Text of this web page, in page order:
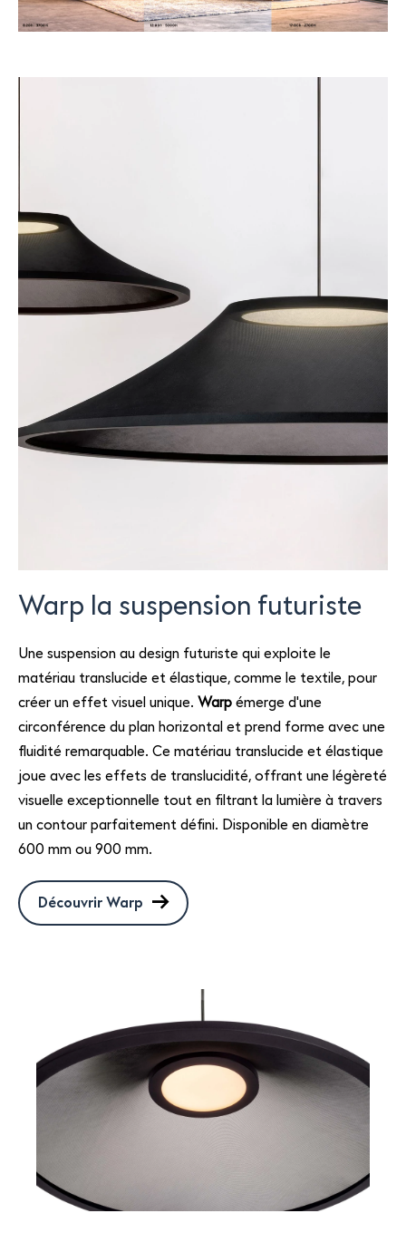
Warp la suspension futuriste
Une suspension au design futuriste qui exploite le
matériau translucide et élastique, comme le textile, pour
créer un effet visuel unique. Warpémerge d'une
circonférence du plan horizontal et prend forme avec une
fluidité remarquable. Ce matériau translucide et élastique
joue avec les effets de translucidité, offrant une légèreté
visuelle exceptionnelle tout en filtrant la lumière à travers
un contour parfaitement défini. Disponible en diamètre
600 mm ou 900 mm.
Découvrir Warp